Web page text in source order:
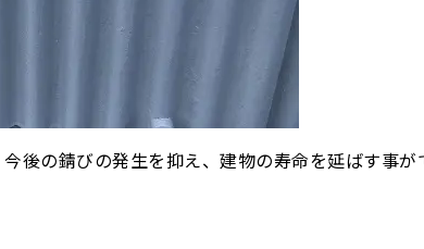
後の錆びの発生を抑え、建物の寿命を延ばす事が